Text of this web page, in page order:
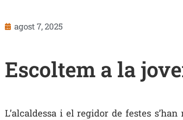
agost 7, 2025
Escoltem a la
L’alcaldessa i el regidor de festes